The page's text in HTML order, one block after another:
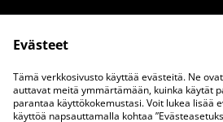
Ota meihin yhteyttä
Evästeet
Tämä verkkosivusto käyttää evästeitä. Ne
auttavat meitä ymmärtämään, kuinka käytät
parantaa käyttökokemustasi. Voit lukea lisää
käyttöä napsauttamalla kohtaa